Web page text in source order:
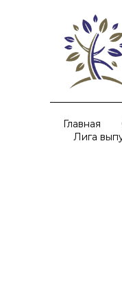
Главная
Лига